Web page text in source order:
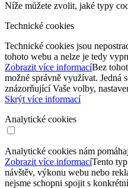
Níže můžete zvolit, jaké typy
Technické cookies
Technické cookies jsou
tohoto webu a nelze je tedy
Zobrazit více informacíBez
možné správně využívat. Jedná
znázorňující Vaše volby,
Skrýt více informací
Analytické cookies
Analytické cookies nám
Zobrazit více informacíTento
návštěv, výkonu webu nebo
nejsme schopni spojit s